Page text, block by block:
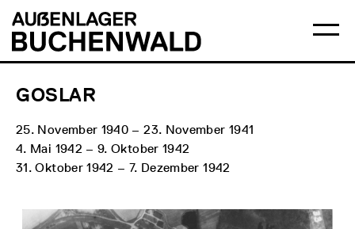
zum
Inhalt
Auẞenlager
Buchenwald
GOSLAR
25. November 1940 – 23. November 1941
4. Mai 1942 – 9. Oktober 1942
31. Oktober 1942 – 7. Dezember 1942